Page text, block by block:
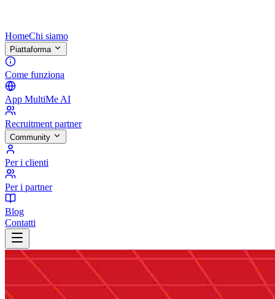
HomeChi siamo
Piattaforma
Come funziona
App MultiMe AI
Recruitment partner
Community
Per i clienti
Per i partner
Blog
Contatti